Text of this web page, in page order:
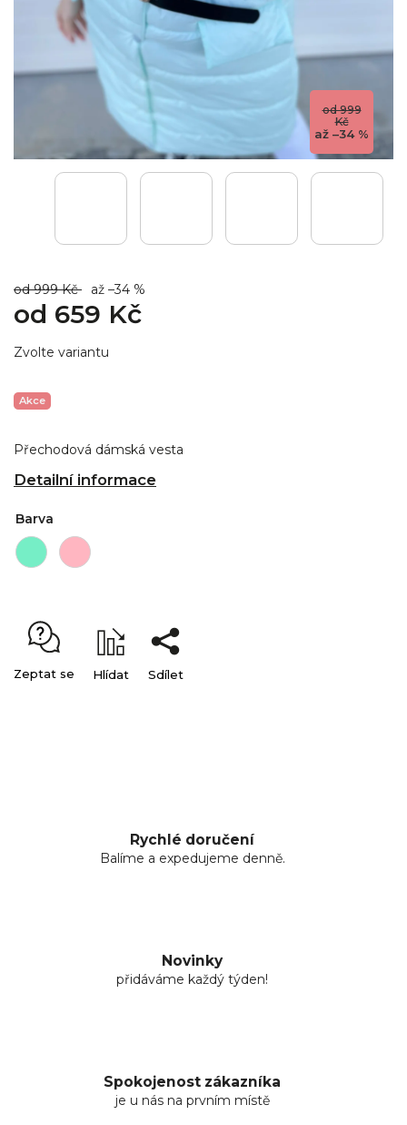
od 999
Kč
až –34 %
od 999 Kč až –34 %
od 659 Kč
Zvolte variantu
Přechodová dámská vesta
Detailní informace
Akce
Barva
Zeptat se Hlídat Sdílet
Rychlé doručení
Balíme a expedujeme denně.
Novinky
přidáváme každý týden!
Spokojenost zákazníka
je u nás na prvním místě